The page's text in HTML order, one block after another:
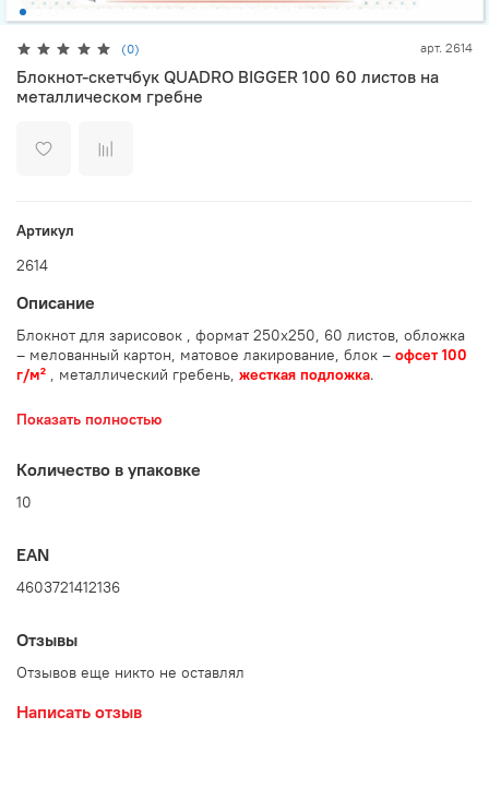
(0) арт. 2614
Блокнот-скетчбук QUADRO BIGGER 100 60 листов на
металлическом гребне
Артикул
2614
Описание
Блокнот для зарисовок , формат 250х250, 60 листов, обложка
– мелованный картон, матовое лакирование, блок – офсет 100
г/м² , металлический гребень, жесткая подложка.
Количество в упаковке: 10 шт.
Показать полностью
Количество в упаковке
10
EAN
4603721412136
Отзывы
Отзывов еще никто не оставлял
Написать отзыв